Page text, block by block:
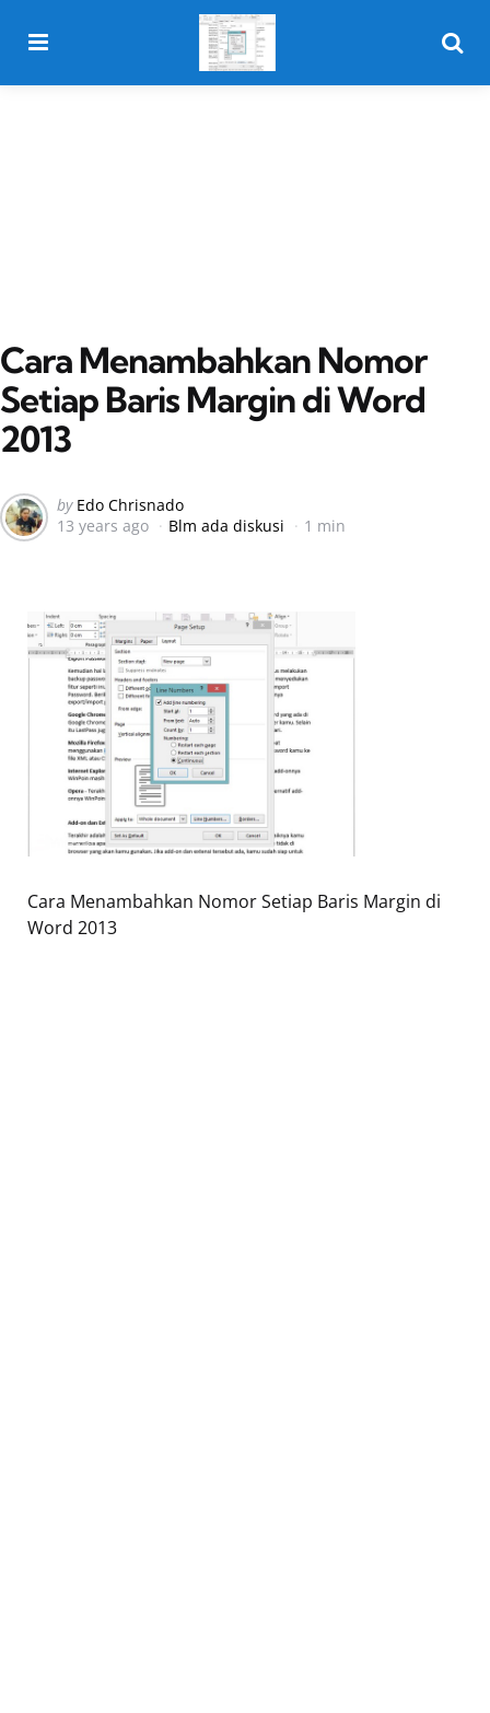
Cara Menambahkan Nomor
Setiap Baris Margin di Word
2013
Posted
by
by Edo Chrisnado
13 years ago
Blm ada diskusi 1 min
Cara Menambahkan Nomor Setiap Baris Margin di
Word 2013